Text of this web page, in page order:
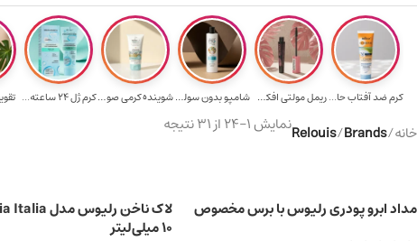
کرم ضد آفتاب حا... ریمل مولتی افکت... شامپو بدون سولف... شوینده کرمی صور...کرم ژل ۲۴ ساعته...
خانه/
Brands
/
Relouisنمایش 1–24 از 31 نتیجه
مداد ابرو پودری رلیوس با برس مخصوص
10 میلی‌لیتر